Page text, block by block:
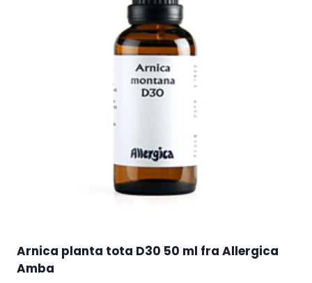
Arnica planta tota D30 50 ml fra Allergica
Amba